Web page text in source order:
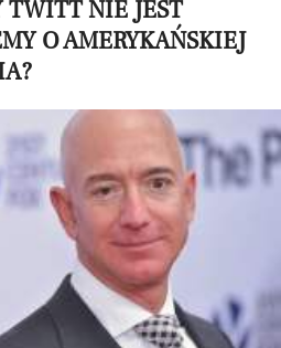
TWITT NIE JEST
O AMERYKAŃSKIEJ